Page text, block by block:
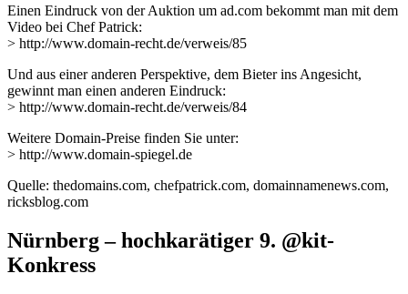
Einen Eindruck von der Auktion um ad.com bekommt man mit dem
Video bei Chef Patrick:
> http://www.domain-recht.de/verweis/85
Und aus einer anderen Perspektive, dem Bieter ins Angesicht,
gewinnt man einen anderen Eindruck:
> http://www.domain-recht.de/verweis/84
Weitere Domain-Preise finden Sie unter:
> http://www.domain-spiegel.de
Quelle: thedomains.com, chefpatrick.com, domainnamenews.com,
ricksblog.com
Nürnberg – hochkarätiger 9. @kit-
Konkress